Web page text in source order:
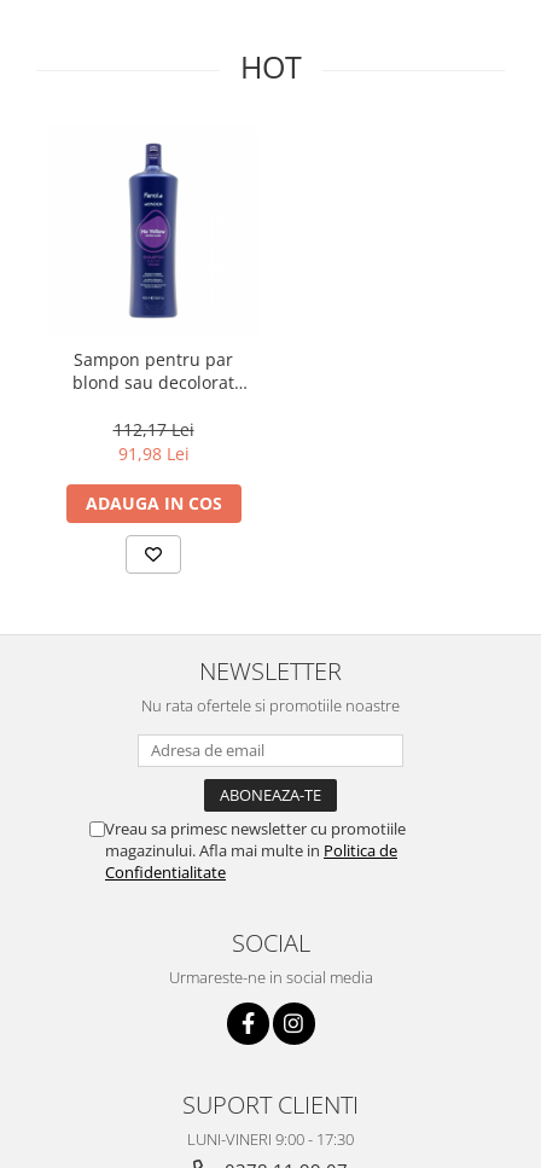
HOT
Sampon pentru par
blond sau decolorat
Yellow, 1000 ml
112,17 Lei
91,98 Lei
ADAUGA IN COS
NEWSLETTER
Nu rata ofertele si promotiile noastre
Vreau sa primesc newsletter cu promotiile
magazinului. Afla mai multe in Politica de
Confidentialitate
SOCIAL
Urmareste-ne in social media
SUPORT CLIENTI
LUNI-VINERI 9:00 - 17:30